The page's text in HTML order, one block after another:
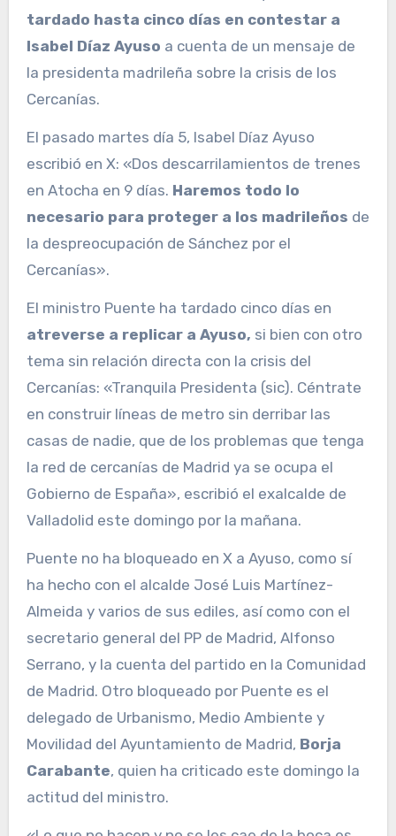
tardado hasta cinco días en contestar a
Isabel Díaz Ayuso a cuenta de un mensaje de
la presidenta madrileña sobre la crisis de los
Cercanías.
El pasado martes día 5, Isabel Díaz Ayuso
escribió en X: «Dos descarrilamientos de trenes
en Atocha en 9 días. Haremos todo lo
necesario para proteger a los madrileños de
la despreocupación de Sánchez por el
Cercanías».
El ministro Puente ha tardado cinco días en
atreverse a replicar a Ayuso, si bien con otro
tema sin relación directa con la crisis del
Cercanías: «Tranquila Presidenta (sic). Céntrate
en construir líneas de metro sin derribar las
casas de nadie, que de los problemas que tenga
la red de cercanías de Madrid ya se ocupa el
Gobierno de España», escribió el exalcalde de
Valladolid este domingo por la mañana.
Puente no ha bloqueado en X a Ayuso, como sí
ha hecho con el alcalde José Luis Martínez-
Almeida y varios de sus ediles, así como con el
secretario general del PP de Madrid, Alfonso
Serrano, y la cuenta del partido en la Comunidad
de Madrid. Otro bloqueado por Puente es el
delegado de Urbanismo, Medio Ambiente y
Movilidad del Ayuntamiento de Madrid, Borja
Carabante, quien ha criticado este domingo la
actitud del ministro.